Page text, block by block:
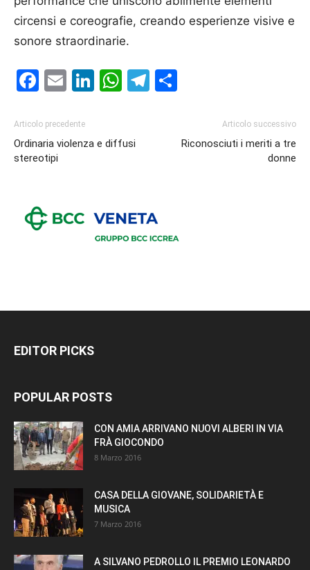
circensi e coreografie, creando esperienze visive e
sonore straordinarie.
Facebook
EmailLinkedIn
WhatsApp
Telegram
Articolo precedente
Ordinaria violenza e diffusi
stereotipi
Articolo successivo
Riconosciuti i meriti a tre
donne
EDITOR PICKS
POPULAR POSTS
CON AMIA ARRIVANO NUOVI ALBERI IN VIA
FRÀ GIOCONDO
8 Marzo 2016
CASA DELLA GIOVANE, SOLIDARIETÀ E
MUSICA
7 Marzo 2016
A SILVANO PEDROLLO IL PREMIO LEONARDO